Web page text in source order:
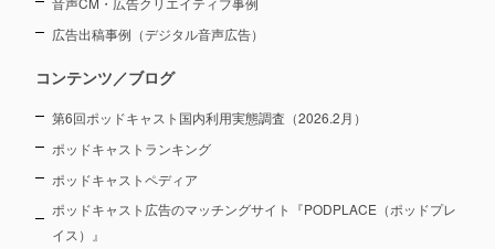
広告出稿事例（デジタル音声広告）
コンテンツ／ブログ
第6回ポッドキャスト国内利用実態調査（2026.2月）
ポッドキャストランキング
ポッドキャストペディア
ポッドキャスト広告のマッチングサイト『PODPLACE（ポッドプレ
イス）』